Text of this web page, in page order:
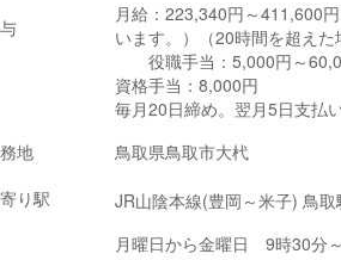
月給：223,340円～411,600
います。）（20時間を超えた
役職手当：5,000円～
資格手当：8,000円
毎月20日締め。翌月5日支払い
地
鳥取県鳥取市大杙
り駅
JR山陰本線(豊岡～米子) 鳥
月曜日から金曜日 9時30分